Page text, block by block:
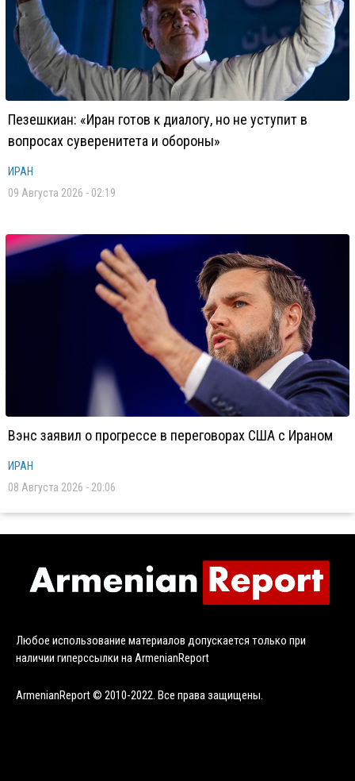
Пезешкиан: «Иран готов к диалогу, но не уступит в
вопросах суверенитета и обороны»
ИРАН
09 Августа 2026 - 02:19
Вэнс заявил о прогрессе в переговорах США с Ираном
ИРАН
08 Августа 2026 - 20:06
Любое использование материалов допускается только при
наличии гиперссылки на ArmenianReport
ArmenianReport © 2010-2022. Все права защищены.